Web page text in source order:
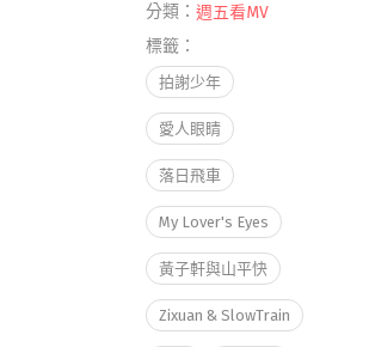
分類： 週五看MV
標籤：
拍謝少年
愛人眼睛
落日飛車
My Lover's Eyes
黃子軒與山平快
Zixuan & SlowTrain